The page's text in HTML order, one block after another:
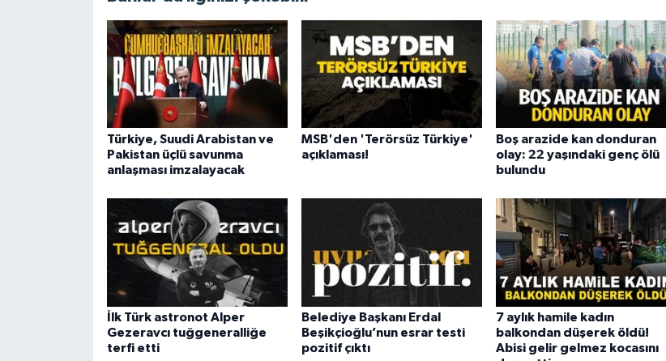
Türkiye, Suudi Arabistan ve
Pakistan üçlü savunma
anlaşması imzalayacak
MSB'den 'Terörsüz Türkiye'
açıklaması!
Boş arazide kan donduran
olay: 22 yaşındaki genç ölü
bulundu
İlk Türk astronot Alper
Gezeravcı tuğgeneralliğe
terfi etti
Belediye Başkanı Erdal
Beşikçioğlu’nun esrar testi
pozitif çıktı
7 aylık hamile kadın
balkondan düşerek öldü!
Abisi gelir gelmez kocasını